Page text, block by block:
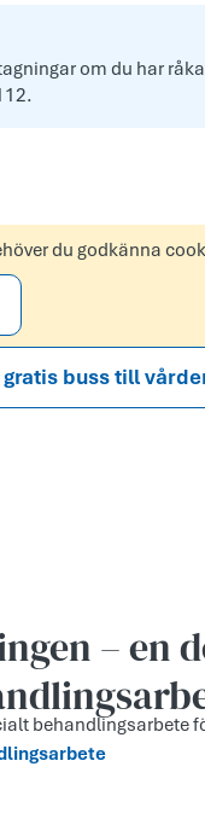
om du har
du godkänna
buss till
– en
behandlingsarbete